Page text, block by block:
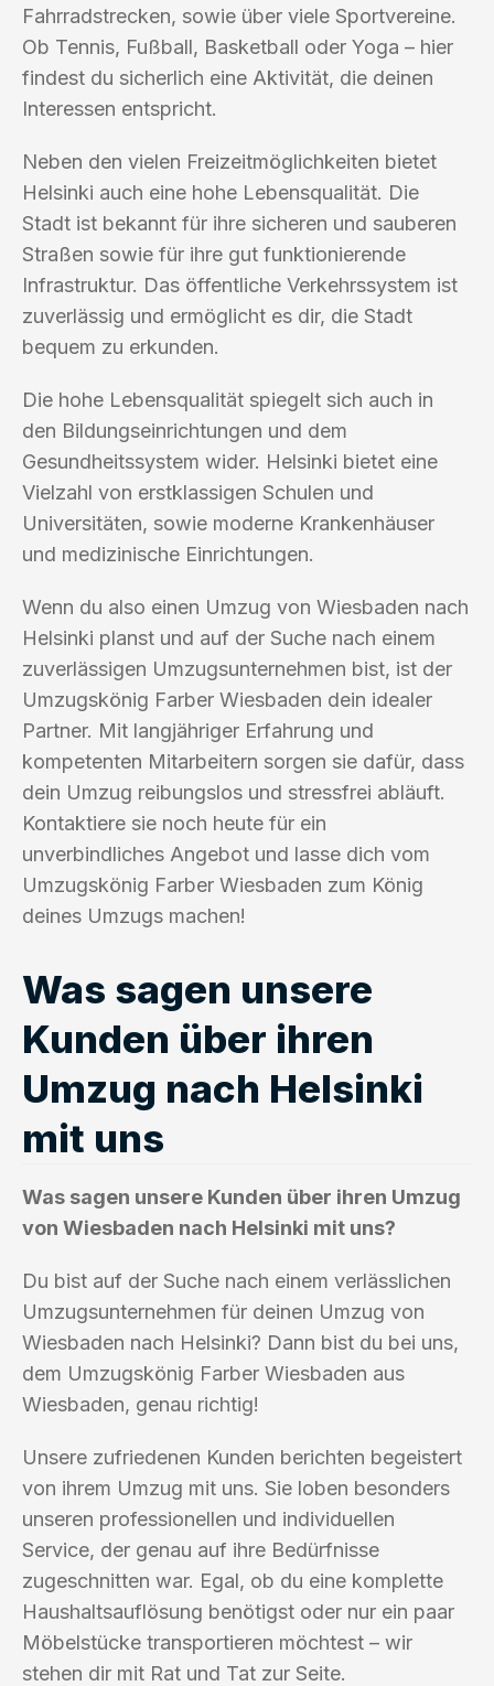
Fahrradstrecken, sowie über viele Sportvereine.
Ob Tennis, Fußball, Basketball oder Yoga – hier
findest du sicherlich eine Aktivität, die deinen
Interessen entspricht.
Neben den vielen Freizeitmöglichkeiten bietet
Helsinki auch eine hohe Lebensqualität. Die
Stadt ist bekannt für ihre sicheren und sauberen
Straßen sowie für ihre gut funktionierende
Infrastruktur. Das öffentliche Verkehrssystem ist
zuverlässig und ermöglicht es dir, die Stadt
bequem zu erkunden.
Die hohe Lebensqualität spiegelt sich auch in
den Bildungseinrichtungen und dem
Gesundheitssystem wider. Helsinki bietet eine
Vielzahl von erstklassigen Schulen und
Universitäten, sowie moderne Krankenhäuser
und medizinische Einrichtungen.
Wenn du also einen Umzug von Wiesbaden nach
Helsinki planst und auf der Suche nach einem
zuverlässigen Umzugsunternehmen bist, ist der
Umzugskönig Farber Wiesbaden dein idealer
Partner. Mit langjähriger Erfahrung und
kompetenten Mitarbeitern sorgen sie dafür, dass
dein Umzug reibungslos und stressfrei abläuft.
Kontaktiere sie noch heute für ein
unverbindliches Angebot und lasse dich vom
Umzugskönig Farber Wiesbaden zum König
deines Umzugs machen!
Was sagen unsere
Kunden über ihren
Umzug nach Helsinki
mit uns
Was sagen unsere Kunden über ihren Umzug
von Wiesbaden nach Helsinki mit uns?
Du bist auf der Suche nach einem verlässlichen
Umzugsunternehmen für deinen Umzug von
Wiesbaden nach Helsinki? Dann bist du bei uns,
dem Umzugskönig Farber Wiesbaden aus
Wiesbaden, genau richtig!
Unsere zufriedenen Kunden berichten begeistert
von ihrem Umzug mit uns. Sie loben besonders
unseren professionellen und individuellen
Service, der genau auf ihre Bedürfnisse
zugeschnitten war. Egal, ob du eine komplette
Haushaltsauflösung benötigst oder nur ein paar
Möbelstücke transportieren möchtest – wir
stehen dir mit Rat und Tat zur Seite.